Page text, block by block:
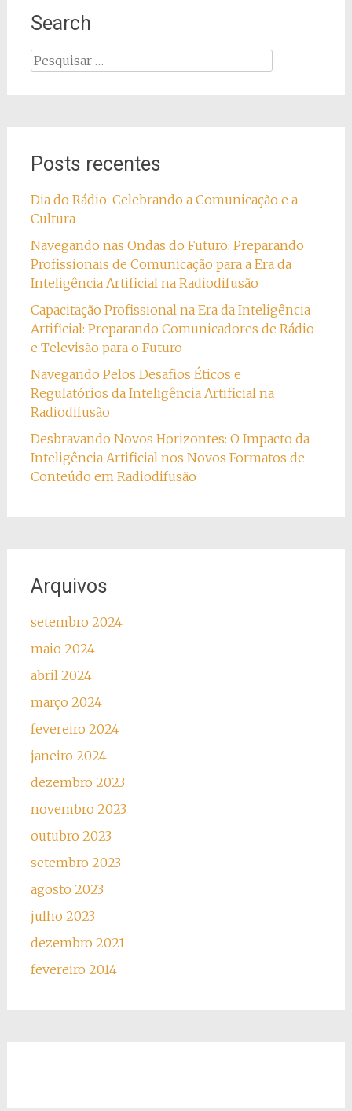
Search
Pesquisar
por:
Posts recentes
Dia do Rádio: Celebrando a Comunicação e a
Cultura
Navegando nas Ondas do Futuro: Preparando
Profissionais de Comunicação para a Era da
Inteligência Artificial na Radiodifusão
Capacitação Profissional na Era da Inteligência
Artificial: Preparando Comunicadores de Rádio
e Televisão para o Futuro
Navegando Pelos Desafios Éticos e
Regulatórios da Inteligência Artificial na
Radiodifusão
Desbravando Novos Horizontes: O Impacto da
Inteligência Artificial nos Novos Formatos de
Conteúdo em Radiodifusão
Arquivos
setembro 2024
maio 2024
abril 2024
março 2024
fevereiro 2024
janeiro 2024
dezembro 2023
novembro 2023
outubro 2023
setembro 2023
agosto 2023
julho 2023
dezembro 2021
fevereiro 2014